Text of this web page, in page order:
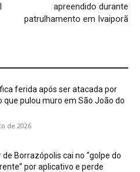
apreendido durante
patrulhamento em Ivaiporã
ferida após ser atacada por
que pulou muro em São João do
de 2026
de Borrazópolis cai no “golpe do
por aplicativo e perde